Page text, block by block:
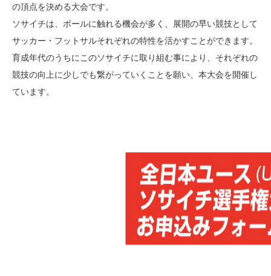
の頂点を決める大会です。
ソサイチは、ボールに触れる機会が多く、展開の早い競技として
サッカー・フットサルそれぞれの特性を活かすことができます。
育成年代のうちにこのソサイチに取り組む事により、それぞれの
競技の向上に少しでも繋がっていくことを願い、本大会を開催し
ています。